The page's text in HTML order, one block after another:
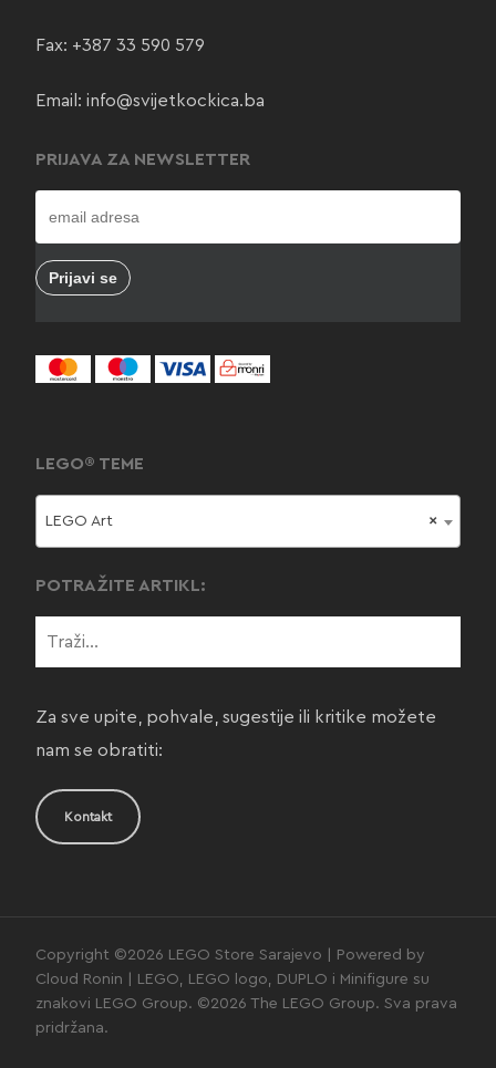
Fax: +387 33 590 579
Email: info@svijetkockica.ba
PRIJAVA ZA NEWSLETTER
LEGO® TEME
×
LEGO Art
POTRAŽITE ARTIKL:
Za sve upite, pohvale, sugestije ili kritike možete
nam se obratiti:
Kontakt
Copyright ©2026 LEGO Store Sarajevo | Powered by
Cloud Ronin | LEGO, LEGO logo, DUPLO i Minifigure su
znakovi LEGO Group. ©2026 The LEGO Group. Sva prava
pridržana.